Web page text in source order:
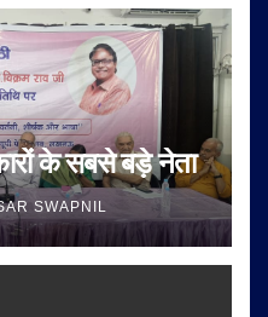
के सबसे बड़े नेता
SWAPNIL